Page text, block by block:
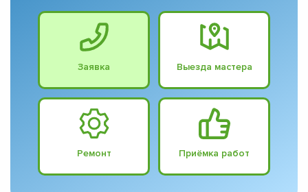
Заявка Выезда мастера
Ремонт Приёмка работ